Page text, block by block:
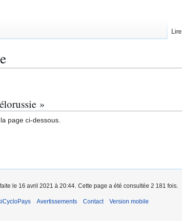
»
page ci-dessous.
Lire
le 16 avril 2021 à 20:44. Cette page a été consultée 2 181 fois.
Avertissements Contact Version mobile